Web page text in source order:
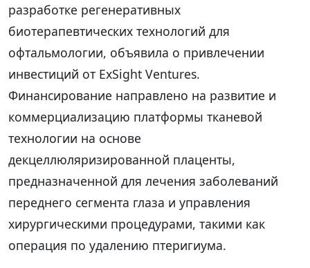
разработке регенеративных
биотерапевтических технологий для
офтальмологии, объявила о привлечении
инвестиций от ExSight Ventures.
Финансирование направлено на развитие и
коммерциализацию платформы тканевой
технологии на основе
декцеллюляризированной плаценты,
предназначенной для лечения заболеваний
переднего сегмента глаза и управления
хирургическими процедурами, такими как
операция по удалению птеригиума.